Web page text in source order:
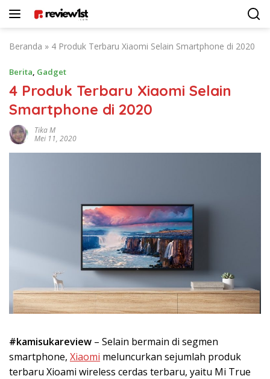
Beranda » 4 Produk Terbaru Xiaomi Selain Smartphone di 2020
Berita, Gadget
4 Produk Terbaru Xiaomi Selain
Smartphone di 2020
Tika M
Mei 11, 2020
#kamisukareview – Selain bermain di segmen
smartphone, Xiaomi meluncurkan sejumlah produk
terbaru Xioami wireless cerdas terbaru, yaitu Mi True